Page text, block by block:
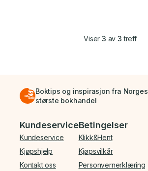
Viser3 av 3 treff
Boktips og inspirasjon fra Norges
største bokhandel
Bunnmeny
Kundeservice
Kundeservice
Kjøpshjelp
Kontakt oss
Betingelser
Klikk&Hent
Kjøpsvilkår
Personvernerklæring